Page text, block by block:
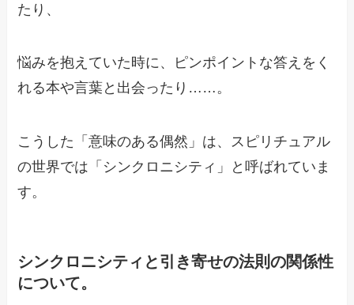
たり、
悩みを抱えていた時に、ピンポイントな答えをく
れる本や言葉と出会ったり……。
こうした「意味のある偶然」は、スピリチュアル
の世界では「シンクロニシティ」と呼ばれていま
す。
シンクロニシティと引き寄せの法則の関係性
について。